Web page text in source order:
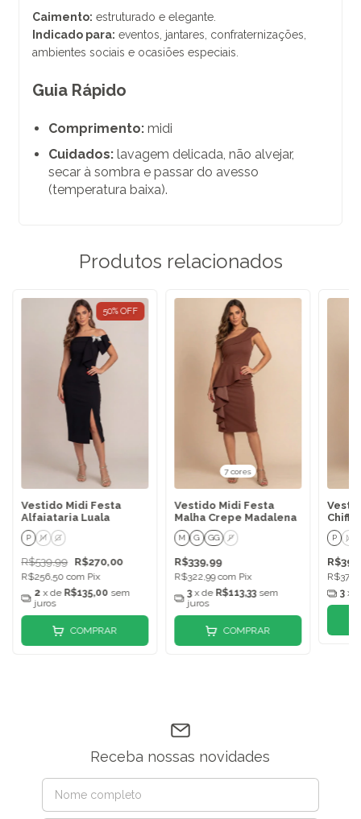
Caimento: estruturado e elegante.
Indicado para: eventos, jantares, confraternizações,
ambientes sociais e ocasiões especiais.
Guia Rápido
Comprimento: midi
Cuidados: lavagem delicada, não alvejar,
secar à sombra e passar do avesso
(temperatura baixa).
Produtos relacionados
50%OFF
Vestido Midi Festa
Alfaiataria Luala
P M G
R$539,99 R$270,00
R$256,50 com Pix
2 x de R$135,00 sem
juros
COMPRAR
7 cores
Vestido Midi Festa
Malha Crepe Madalena
M G GG P
R$339,99
R$322,99com Pix
3 x de R$113,33 sem
juros
COMPRAR
P M
3 x
Receba nossas novidades